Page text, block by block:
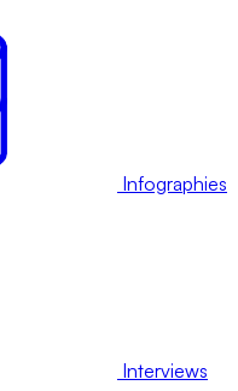
Infographies
Interviews